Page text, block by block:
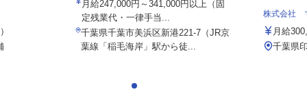
月給247,000円～341,000円以上（固
定残業代・一律手当...
千葉県千葉市美浜区新港221-7（JR京
葉線「稲毛海岸」駅から徒...
株式会社
月給
千葉県